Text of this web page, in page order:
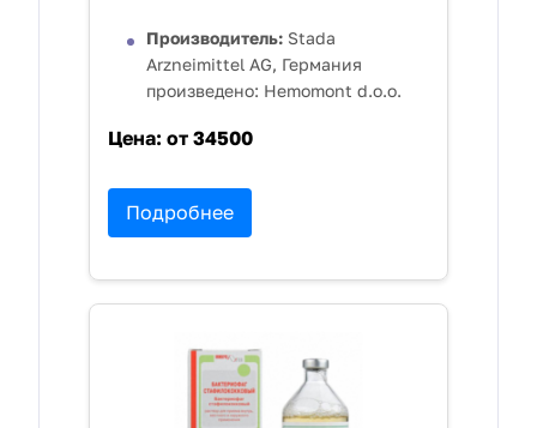
Производитель: Stada
Arzneimittel AG, Германия
произведено: Hemomont d.o.o.
Цена: от 34500
Подробнее